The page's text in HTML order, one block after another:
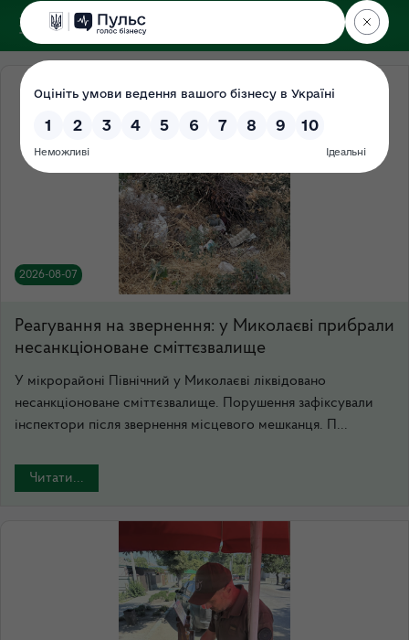
ДЕРЖЕКОІНСПЕКЦІЯ
2026-08-07
Реагування на звернення: у Миколаєві прибрали
несанкціоноване сміттєзвалище
У мікрорайоні Північний у Миколаєві ліквідовано
несанкціоноване сміттєзвалище. Порушення зафіксували
інспектори після звернення місцевого мешканця. П...
Читати...